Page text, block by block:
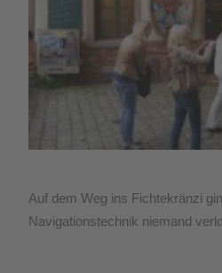
Auf dem Weg ins Fichtekränzi
Navigationstechnik niemand